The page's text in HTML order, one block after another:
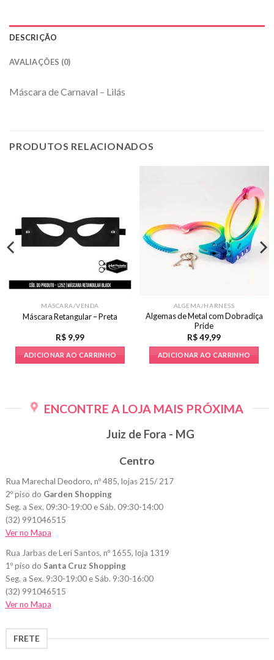
DESCRIÇÃO
AVALIAÇÕES (0)
Máscara de Carnaval – Lilás
PRODUTOS RELACIONADOS
MÁSCARA/VENDA
Máscara Retangular – Preta
R$ 9,99
ADICIONAR AO CARRINHO
ALGEMA/HARNESS
Algemas de Metal com Dobradiça
Pride
R$49,99
ADICIONAR AO CARRINHO
ENCONTRE A LOJA MAIS PRÓXIMA
Juiz de Fora - MG
Centro
Rua Marechal Deodoro, nº 485, lojas 215/ 217
2º piso do Garden Shopping
Seg. a Sex. 09:30-19:00 e Sáb. 09:30-14:00
(32) 991046515
Ver no Mapa
Rua Jarbas de Leri Santos, nº 1655, loja 1319
1º piso do Santa Cruz Shopping
Seg. a Sex. 9:30-19:00 e Sáb. 9:30-16:00
(32) 991046515
Ver no Mapa
FRETE